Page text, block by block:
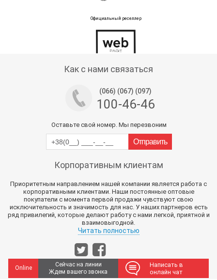
Официальный реселлер
Как с нами связаться
(066) (067) (097)
100-46-46
Оставьте свой номер. Мы перезвоним
Корпоративным клиентам
Приоритетным направлением нашей компании является работа с
корпоративными клиентами. Наши постоянные оптовые
покупатели с момента первой продажи чувствуют свою
исключительность и значимость для нас. У наших партнеров есть
ряд привилегий, которые делают работу с нами легкой, приятной и
взаимовыгодной.
Читать полностью
Online
Сейчас на линии
Ждем вашего звонка
Написать в
онлайн чат